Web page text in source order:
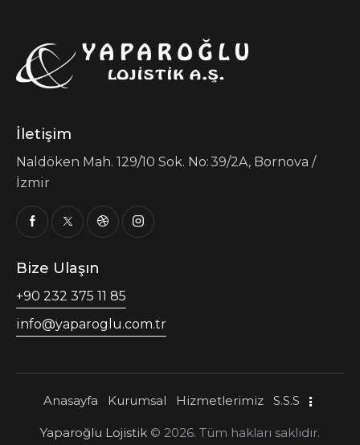
İletişim
Naldöken Mah. 129/10 Sok. No: 39/2A, Bornova /
İzmir
Bize Ulaşın
+90 232 375 11 85
info@yaparoglu.com.tr
Anasayfa Kurumsal Hizmetlerimiz S.S.S
Yaparoğlu Lojistik © 2026. Tüm hakları saklıdır.